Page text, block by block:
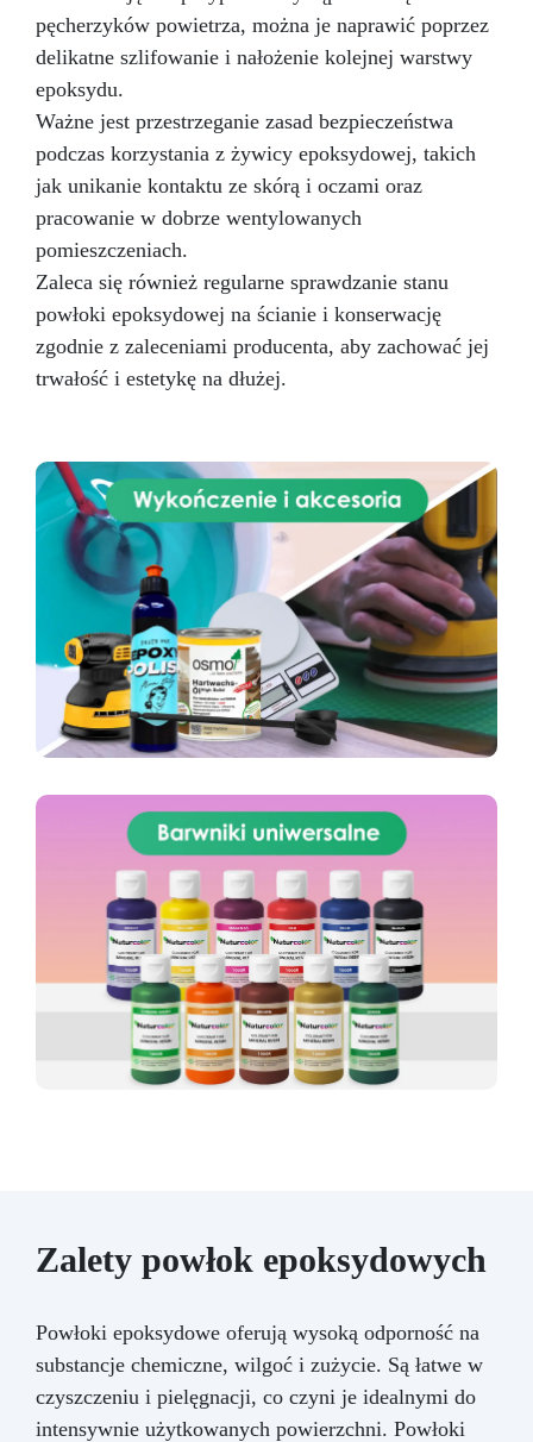
pęcherzyków powietrza, można je naprawić poprzez
delikatne szlifowanie i nałożenie kolejnej warstwy
epoksydu.
Ważne jest przestrzeganie zasad bezpieczeństwa
podczas korzystania z żywicy epoksydowej, takich
jak unikanie kontaktu ze skórą i oczami oraz
pracowanie w dobrze wentylowanych
pomieszczeniach.
Zaleca się również regularne sprawdzanie stanu
powłoki epoksydowej na ścianie i konserwację
zgodnie z zaleceniami producenta, aby zachować jej
trwałość i estetykę na dłużej.
Zalety powłok epoksydowych
Powłoki epoksydowe oferują wysoką odporność na
substancje chemiczne, wilgoć i zużycie. Są łatwe w
czyszczeniu i pielęgnacji, co czyni je idealnymi do
intensywnie użytkowanych powierzchni. Powłoki